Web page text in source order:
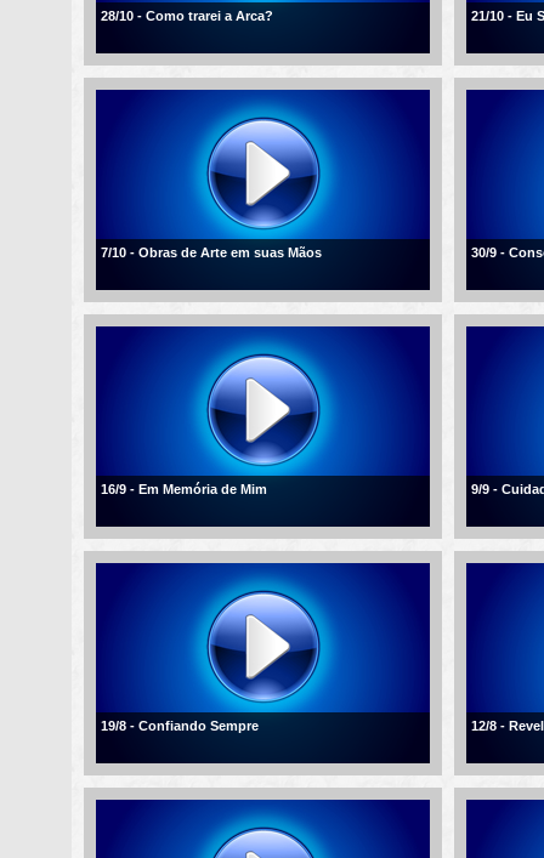
28/10 - Como trarei a Arca? 21/10 - Eu
7/10 - Obras de Arte em suas Mãos 30/9 -
16/9 - Em Memória de Mim 9/9 -
19/8 - Confiando Sempre 12/8 -